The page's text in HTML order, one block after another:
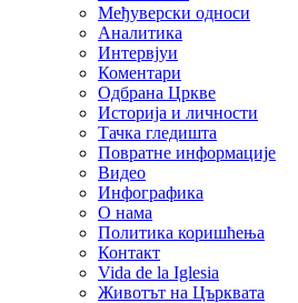
Међуверски односи
Аналитика
Интервјуи
Коментари
Одбрана Цркве
Историја и личности
Тачка гледишта
Повратне информације
Видео
Инфографика
О нама
Политика коришћења
Контакт
Vida de la Iglesia
Животът на Църквата